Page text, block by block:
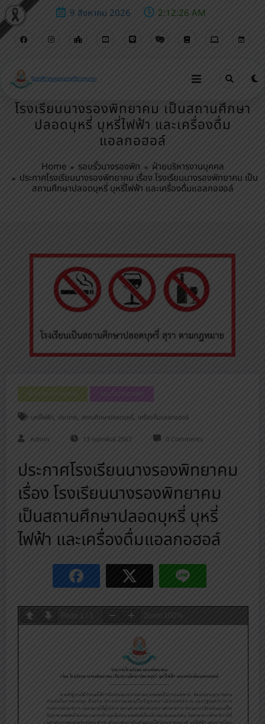
9 สิงหาคม 2026 2:12:27 AM
ประกาศโรงเรียนนางรองพิทยาคม เรื่อง
โรงเรียนนางรองพิทยาคม เป็นสถานศึกษา
ปลอดบุหรี่ บุหรี่ไฟฟ้า และเครื่องดื่ม
แอลกอฮอล์
Home รอบรั้วนางรองพิท
ฝ่ายบริหารงานบุคคล
ประกาศโรงเรียนนางรองพิทยาคม เรื่อง โรงเรียนนางรองพิทยาคม เป็น
สถานศึกษาปลอดบุหรี่ บุหรี่ไฟฟ้า และเครื่องดื่มแอลกอฮอล์
ฝ่ายบริหารงานบุคคล รอบรั้วนางรองพิท
บุหรี่ไฟฟ้า, ประกาศ, สถานศึกษาปลอดบุหรี่, เครื่องดื่มแอลกอฮอล์
Admin 13 กุมภาพันธ์ 2567 0 Comments
ประกาศโรงเรียนนางรองพิทยาคม
เรื่อง โรงเรียนนางรองพิทยาคม
เป็นสถานศึกษาปลอดบุหรี่ บุหรี่
ไฟฟ้า และเครื่องดื่มแอลกอฮอล์
Page 1 1 Zoom 100%